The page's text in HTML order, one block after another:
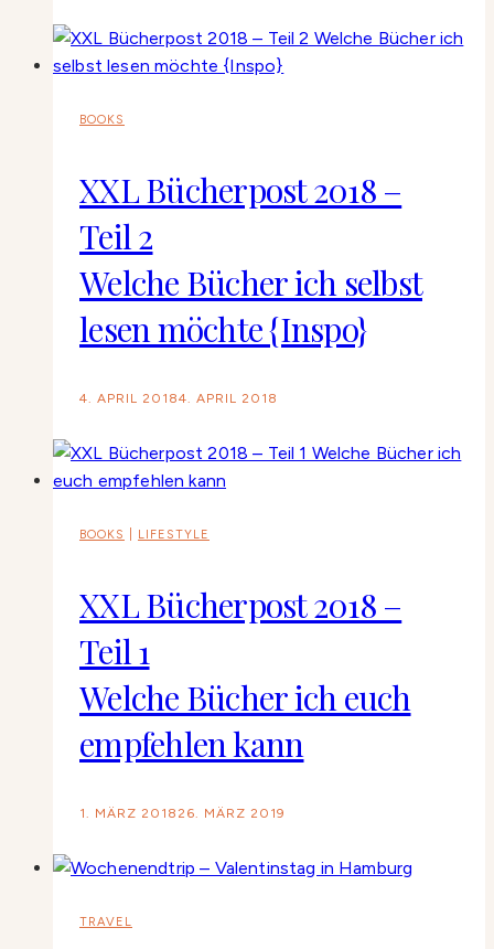
BOOKS
XXL Bücherpost 2018 –
Teil 2
Welche Bücher ich selbst
lesen möchte {Inspo}
4. APRIL 20184. APRIL 2018
BOOKS LIFESTYLE
XXL Bücherpost 2018 –
Teil 1
Welche Bücher ich euch
empfehlen kann
1. MÄRZ 2018 26. MÄRZ 2019
TRAVEL